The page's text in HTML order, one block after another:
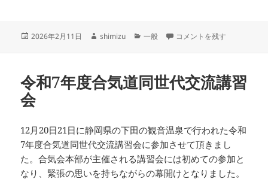
投
2026年2月11日
作
shimizu
カ
ー
一般 第63回 滋賀県武道祭 に
コメントを残す
令和7年度合気道同世代交流講習
会
12月20日21日に静岡県の下田の観音温泉で行われた令和
7年度合気道同世代交流講習会に参加させて頂きまし
た。合気会本部が主催される講習会には初めての参加と
なり、緊張の思いを持ちながらの幕開けとなりました。